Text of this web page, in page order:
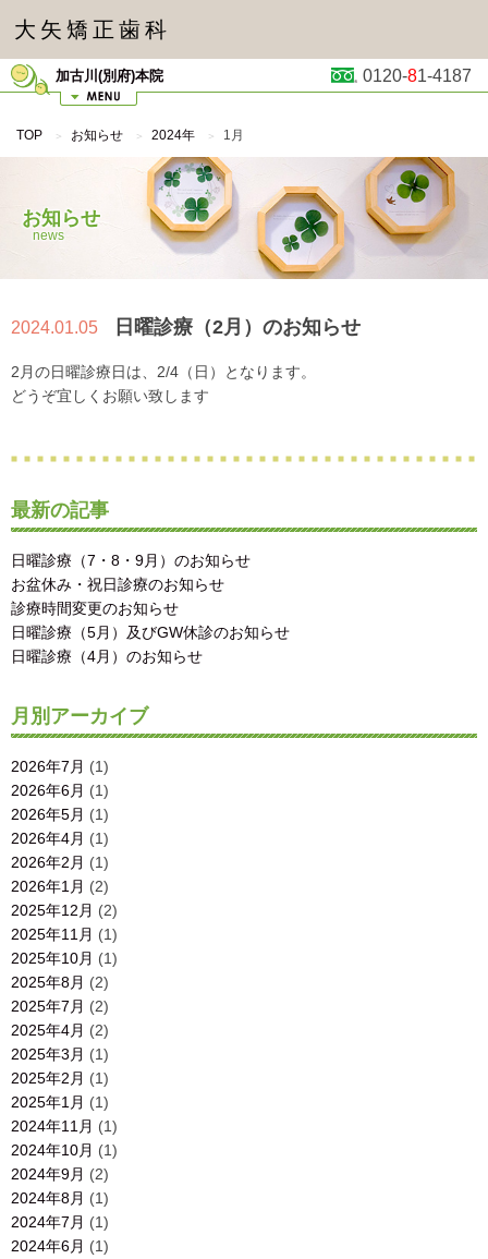
大矢矯正歯科
加古川(別府)本院 0120-81-4187
TOP お知らせ 2024年 1月
お知らせ
news
2024.01.05 日曜診療（2月）のお知らせ
2月の日曜診療日は、2/4（日）となります。
どうぞ宜しくお願い致します
最新の記事
日曜診療（7・8・9月）のお知らせ
お盆休み・祝日診療のお知らせ
診療時間変更のお知らせ
日曜診療（5月）及びGW休診のお知らせ
日曜診療（4月）のお知らせ
月別アーカイブ
2026年7月 (1)
2026年6月 (1)
2026年5月 (1)
2026年4月 (1)
2026年2月 (1)
2026年1月 (2)
2025年12月 (2)
2025年11月 (1)
2025年10月 (1)
2025年8月 (2)
2025年7月 (2)
2025年4月 (2)
2025年3月 (1)
2025年2月 (1)
2025年1月 (1)
2024年11月 (1)
2024年10月 (1)
2024年9月 (2)
2024年8月 (1)
2024年7月 (1)
2024年6月 (1)